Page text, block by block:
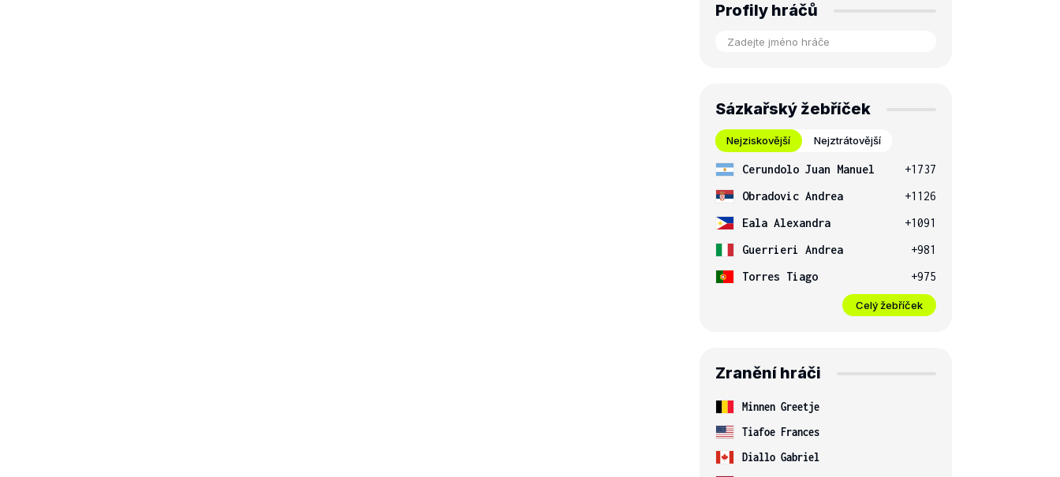
Profily hráčů
Sázkařský žebříček
Nejziskovější Nejztrátovější
Cerundolo Juan Manuel
+1737
Obradovic Andrea
+1126
Eala Alexandra
+1091
Guerrieri Andrea
+981
Torres Tiago
+975
Celý žebříček
Zranění hráči
Minnen Greetje
Tiafoe Frances
Diallo Gabriel